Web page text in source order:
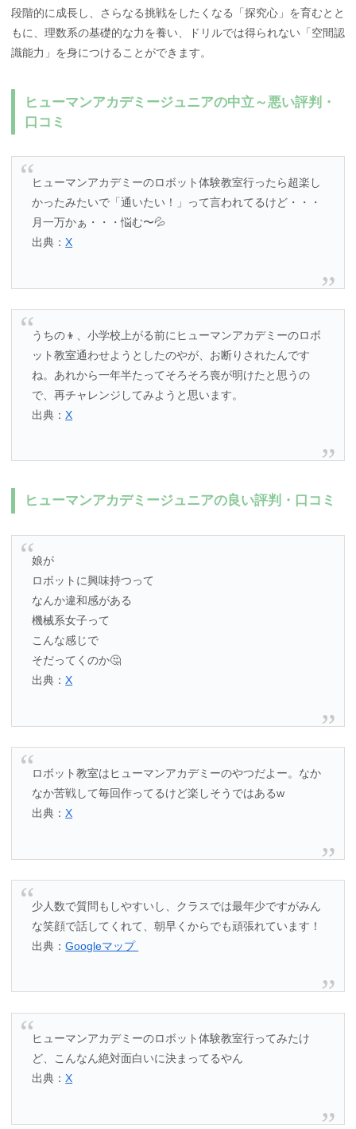
段階的に成長し、さらなる挑戦をしたくなる「探究心」を育むとと
もに、理数系の基礎的な力を養い、ドリルでは得られない「空間認
識能力」を身につけることができます。
ヒューマンアカデミージュニアの中立～悪い評判・
口コミ
ヒューマンアカデミーのロボット体験教室行ったら超楽し
かったみたいで「通いたい！」って言われてるけど・・・
月一万かぁ・・・悩む〜💦
出典：X
うちの👦、小学校上がる前にヒューマンアカデミーのロボ
ット教室通わせようとしたのやが、お断りされたんです
ね。あれから一年半たってそろそろ喪が明けたと思うの
で、再チャレンジしてみようと思います。
出典：X
ヒューマンアカデミージュニアの良い評判・口コミ
娘が
ロボットに興味持つって
なんか違和感がある
機械系女子って
こんな感じで
そだってくのか🤔
出典：X
ロボット教室はヒューマンアカデミーのやつだよー。なか
なか苦戦して毎回作ってるけど楽しそうではあるw
出典：X
少人数で質問もしやすいし、クラスでは最年少ですがみん
な笑顔で話してくれて、朝早くからでも頑張れています！
出典：Googleマップ
ヒューマンアカデミーのロボット体験教室行ってみたけ
ど、こんなん絶対面白いに決まってるやん
出典：X